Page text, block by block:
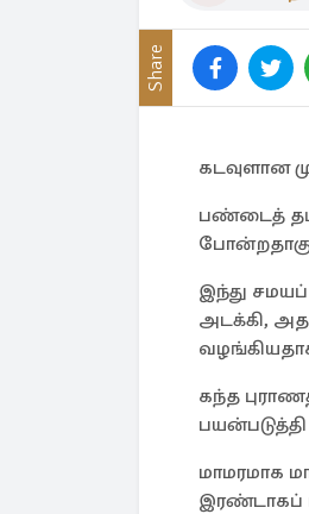
Share
கடவுளான
பண்டைத்
இந்து சமயப்
அடக்கி,
கந்த
மாமரமாக
இரண்டாகப்